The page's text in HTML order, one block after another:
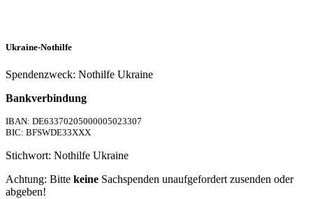
Ukraine-Nothilfe
Spendenzweck: Nothilfe Ukraine
Bankverbindung
IBAN: DE63370205000005023307
BIC: BFSWDE33XXX
Stichwort: Nothilfe Ukraine
Achtung: Bitte keine Sachspenden unaufgefordert zusenden oder
abgeben!